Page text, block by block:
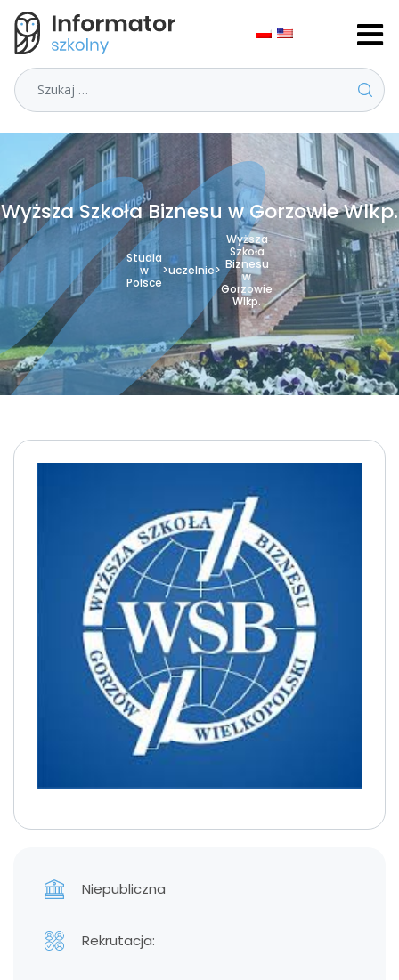
Szukaj
Wyższa Szkoła Biznesu w Gorzowie Wlkp.
Studia
w
Polsce
>uczelnie>
Wyższa
Szkoła
Biznesu
w
Gorzowie
Wlkp.
Niepubliczna
Rekrutacja: